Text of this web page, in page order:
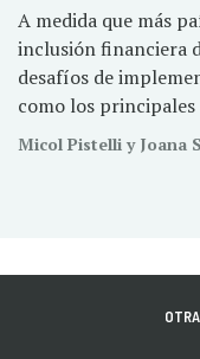
A medida que más
inclusión financiera
desafíos de
como los
Micol Pistelli y Joana